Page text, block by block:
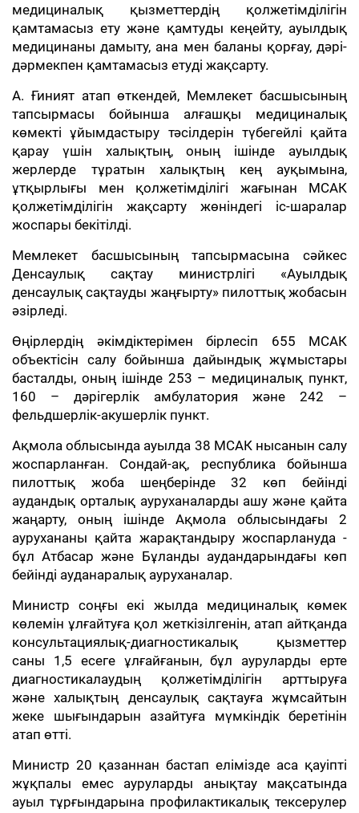
медициналық қызметтердің қолжетімділігін
қамтамасыз ету және қамтуды кеңейту, ауылдық
медицинаны дамыту, ана мен баланы қорғау, дәрі-
дәрмекпен қамтамасыз етуді жақсарту.
А. Ғиният атап өткендей, Мемлекет басшысының
тапсырмасы бойынша алғашқы медициналық
көмекті ұйымдастыру тәсілдерін түбегейлі қайта
қарау үшін халықтың, оның ішінде ауылдық
жерлерде тұратын халықтың кең ауқымына,
ұтқырлығы мен қолжетімділігі жағынан МСАК
қолжетімділігін жақсарту жөніндегі іс-шаралар
жоспары бекітілді.
Мемлекет басшысының тапсырмасына сәйкес
Денсаулық сақтау министрлігі «Ауылдық
денсаулық сақтауды жаңғырту» пилоттық жобасын
әзірледі.
Өңірлердің әкімдіктерімен бірлесіп 655 МСАК
объектісін салу бойынша дайындық жұмыстары
басталды, оның ішінде 253 – медициналық пункт,
160 – дәрігерлік амбулатория және 242 –
фельдшерлік-акушерлік пункт.
Ақмола облысында ауылда 38 МСАК нысанын салу
жоспарланған. Сондай-ақ, республика бойынша
пилоттық жоба шеңберінде 32 көп бейінді
аудандық орталық ауруханаларды ашу және қайта
жаңарту, оның ішінде Ақмола облысындағы 2
аурухананы қайта жарақтандыру жоспарлануда -
бұл Атбасар және Бұланды аудандарындағы көп
бейінді ауданаралық ауруханалар.
Министр соңғы екі жылда медициналық көмек
көлемін ұлғайтуға қол жеткізілгенін, атап айтқанда
консультациялық-диагностикалық қызметтер
саны 1,5 есеге ұлғайғанын, бұл ауруларды ерте
диагностикалаудың қолжетімділігін арттыруға
және халықтың денсаулық сақтауға жұмсайтын
жеке шығындарын азайтуға мүмкіндік беретінін
атап өтті.
Министр 20 қазаннан бастап елімізде аса қауіпті
жұқпалы емес ауруларды анықтау мақсатында
ауыл тұрғындарына профилактикалық тексерулер